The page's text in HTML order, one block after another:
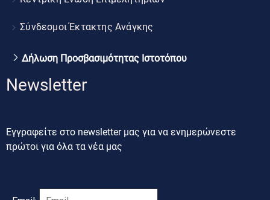
Σύνδεσμοι Έκτακτης Ανάγκης
Δήλωση Προσβασιμότητας Ιστοτόπου
Newsletter
Εγγραφείτε στο newsletter μας για να ενημερώνεστε
πρώτοι για όλα τα νέα μας